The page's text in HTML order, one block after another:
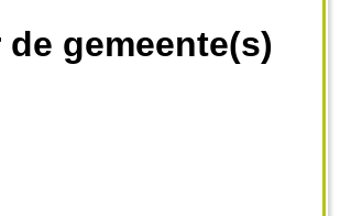
gemeente(s)